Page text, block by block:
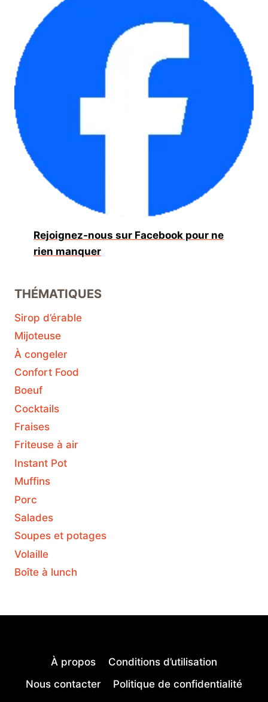
Rejoignez-nous sur Facebook pour ne
rien manquer
THÉMATIQUES
Sirop d’érable
Mijoteuse
À congeler
Confort Food
Boeuf
Cocktails
Fraises
Friteuse à air
Instant Pot
Muffins
Porc
Salades
Soupes et potages
Volaille
Boîte à lunch
À propos
Conditions d’utilisation
Nous contacter
Politique de confidentialité